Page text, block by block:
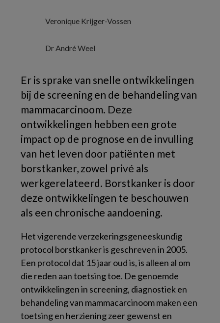
Veronique Krijger-Vossen
Dr André Weel
Er is sprake van snelle ontwikkelingen
bij de screening en de behandeling van
mammacarcinoom. Deze
ontwikkelingen hebben een grote
impact op de prognose en de invulling
van het leven door patiënten met
borstkanker, zowel privé als
werkgerelateerd. Borstkanker is door
deze ontwikkelingen te beschouwen
als een chronische aandoening.
Het vigerende verzekeringsgeneeskundig
protocol borstkanker is geschreven in 2005.
Een protocol dat 15 jaar oud is, is alleen al om
die reden aan toetsing toe. De genoemde
ontwikkelingen in screening, diagnostiek en
behandeling van mammacarcinoom maken een
toetsing en herziening zeer gewenst en